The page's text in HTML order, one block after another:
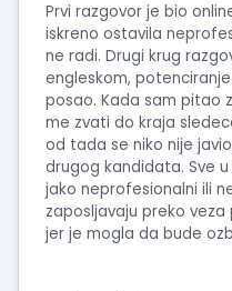
Prvi razgovor je bio
iskreno ostavila
ne radi. Drugi krug
engleskom,
posao. Kada sam pitao
me zvati do kraja
od tada se niko nije
drugog kandidata. Sve
jako neprofesionalni ili
zaposljavaju preko
jer je mogla da bude